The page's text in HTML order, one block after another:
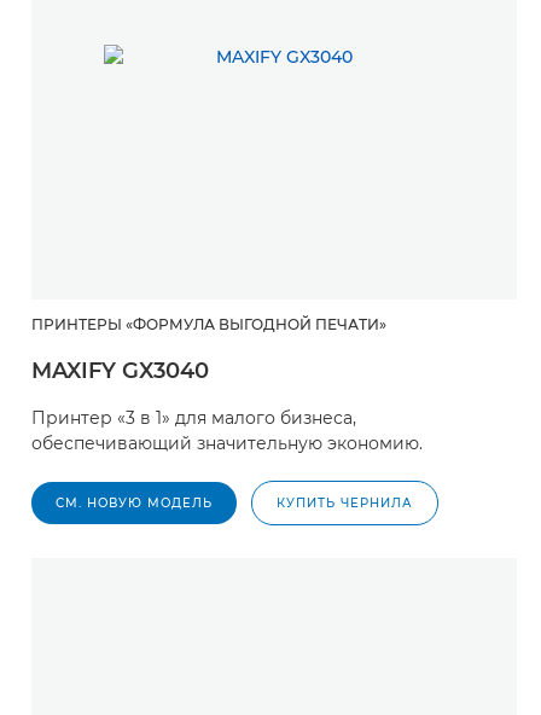
ПРИНТЕРЫ «ФОРМУЛА ВЫГОДНОЙ ПЕЧАТИ»
MAXIFY GX3040
Принтер «3 в 1» для малого бизнеса,
обеспечивающий значительную экономию.
СМ. НОВУЮ МОДЕЛЬ КУПИТЬ ЧЕРНИЛА